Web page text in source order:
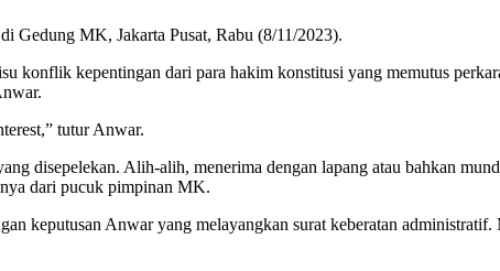
Gedung MK, Jakarta Pusat, Rabu (8/11/2023).
kepentingan dari para hakim konstitusi yang memutus
tutur Anwar.
disepelekan. Alih-alih, menerima dengan lapang atau bahkan
dari pucuk pimpinan MK.
keputusan Anwar yang melayangkan surat keberatan